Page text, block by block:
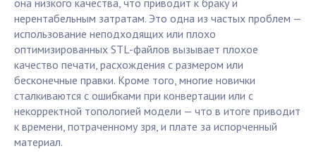
она низкого качества, что приводит к браку и
нерентабельным затратам. Это одна из частых проблем —
использование неподходящих или плохо
оптимизированных STL-файлов вызывает плохое
качество печати, расхождения с размером или
бесконечные правки. Кроме того, многие новички
сталкиваются с ошибками при конвертации или с
некорректной топологией модели — что в итоге приводит
к времени, потраченному зря, и плате за испорченный
материал.